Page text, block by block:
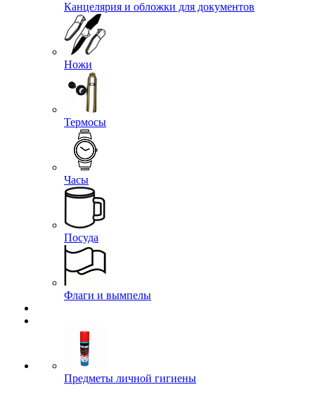
Канцелярия и обложки для документов
Ножи
Термосы
Часы
Посуда
Флаги и вымпелы
Предметы личной гигиены